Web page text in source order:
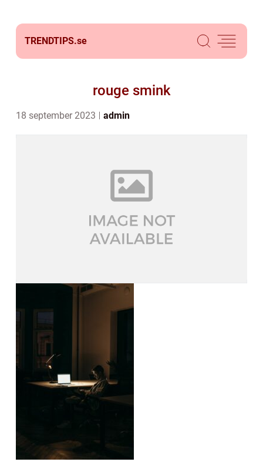
TRENDTIPS.se
rouge smink
18 september 2023 admin